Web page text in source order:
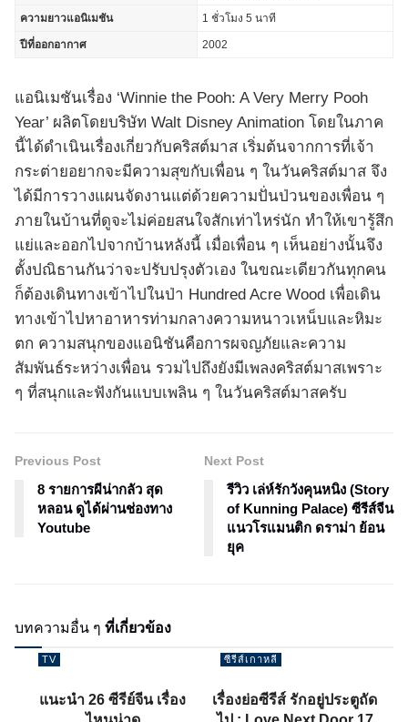
ความยาวแอนิเมชัน 1 ชั่วโมง 5 นาที
ปีที่ออกอากาศ 2002
แอนิเมชันเรื่อง ‘Winnie the Pooh: A Very Merry Pooh
Year’ ผลิตโดยบริษัท Walt Disney Animation โดยในภาค
นี้ได้ดำเนินเรื่องเกี่ยวกับคริสต์มาส เริ่มต้นจากการที่เจ้า
กระต่ายอยากจะมีความสุขกับเพื่อน ๆ ในวันคริสต์มาส จึง
ได้มีการวางแผนจัดงานแต่ด้วยความปั่นป่วนของเพื่อน ๆ
ภายในบ้านที่ดูจะไม่ค่อยสนใจสักเท่าไหร่นัก ทำให้เขารู้สึก
แย่และออกไปจากบ้านหลังนี้ เมื่อเพื่อน ๆ เห็นอย่างนั้นจึง
ตั้งปณิธานกันว่าจะปรับปรุงตัวเอง ในขณะเดียวกันทุกคน
ก็ต้องเดินทางเข้าไปในป่า Hundred Acre Wood เพื่อเดิน
ทางเข้าไปหาอาหารท่ามกลางความหนาวเหน็บและหิมะ
ตก ความสนุกของแอนิชันคือการผจญภัยและความ
สัมพันธ์ระหว่างเพื่อน รวมไปถึงยังมีเพลงคริสต์มาสเพราะ
ๆ ที่สนุกและฟังกันแบบเพลิน ๆ ในวันคริสต์มาสครับ
Previous Post
8 รายการผีน่ากลัว สุด
หลอน ดูได้ผ่านช่องทาง
Youtube
Next Post
รีวิว เล่ห์รักวังคุนหนิง (Story
of Kunning Palace) ซีรีส์จีน
แนวโรแมนติก ดราม่า ย้อน
ยุค
บทความอื่น ๆ ที่เกี่ยวข้อง
TV
แนะนำ 26 ซีรีย์จีน เรื่อง
ซีรีส์เกาหลี
เรื่องย่อซีรีส์ รักอยู่ประตูถัด